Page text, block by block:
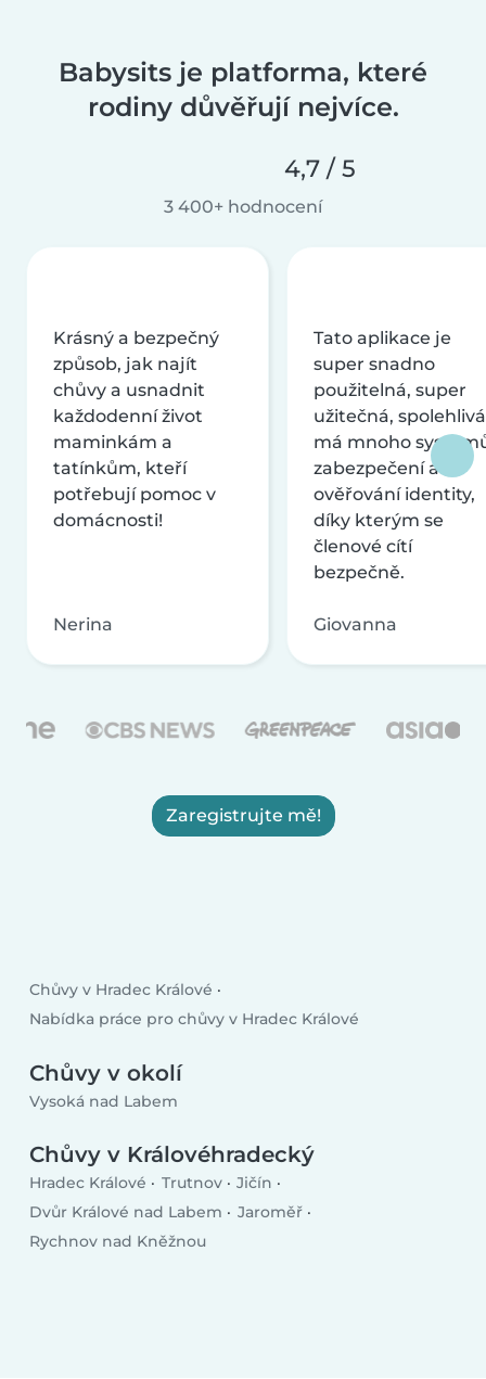
Babysits je platforma, které
rodiny důvěřují nejvíce.
4,7 / 5
3 400+ hodnocení
Krásný a bezpečný
způsob, jak najít
chůvy a usnadnit
každodenní život
maminkám a
tatínkům, kteří
potřebují pomoc v
domácnosti!
Nerina
Tato aplikace je
super snadno
použitelná, super
užitečná,
má mnoho
zabezpečení a
ověřování identity,
díky kterým se
členové cítí
bezpečně.
Giovanna
Zaregistrujte mě!
Chůvy v Hradec Králové
Nabídka práce pro chůvy v Hradec Králové
Chůvy v okolí
Vysoká nad Labem
Chůvy v Královéhradecký
Hradec Králové Trutnov
Jičín
Dvůr Králové nad Labem
Jaroměř
Rychnov nad Kněžnou